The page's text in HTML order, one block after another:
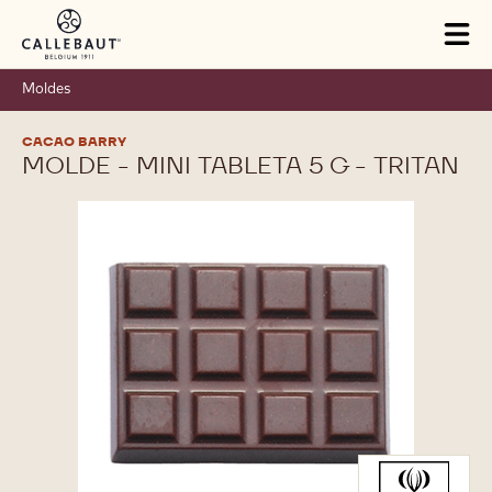
Skip to main content
Moldes
CACAO BARRY
MOLDE - MINI TABLETA 5 G - TRITAN